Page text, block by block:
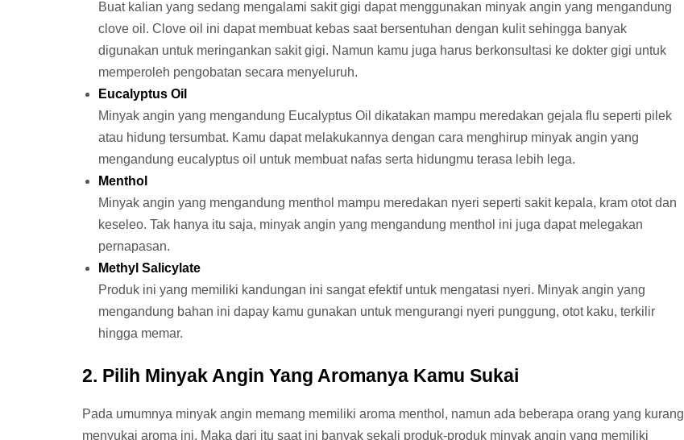
Buat kalian yang sedang mengalami sakit gigi dapat menggunakan minyak angin yang mengandung
clove oil. Clove oil ini dapat membuat kebas saat bersentuhan dengan kulit sehingga banyak
digunakan untuk meringankan sakit gigi. Namun kamu juga harus berkonsultasi ke dokter gigi untuk
memperoleh pengobatan secara menyeluruh.
Eucalyptus Oil
Minyak angin yang mengandung Eucalyptus Oil dikatakan mampu meredakan gejala flu seperti pilek
atau hidung tersumbat. Kamu dapat melakukannya dengan cara menghirup minyak angin yang
mengandung eucalyptus oil untuk membuat nafas serta hidungmu terasa lebih lega.
Menthol
Minyak angin yang mengandung menthol mampu meredakan nyeri seperti sakit kepala, kram otot dan
keseleo. Tak hanya itu saja, minyak angin yang mengandung menthol ini juga dapat melegakan
pernapasan.
Methyl Salicylate
Produk ini yang memiliki kandungan ini sangat efektif untuk mengatasi nyeri. Minyak angin yang
mengandung bahan ini dapay kamu gunakan untuk mengurangi nyeri punggung, otot kaku, terkilir
hingga memar.
2. Pilih Minyak Angin Yang Aromanya Kamu Sukai
Pada umumnya minyak angin memang memiliki aroma menthol, namun ada beberapa orang yang kurang
menyukai aroma ini. Maka dari itu saat ini banyak sekali produk-produk minyak angin yang memiliki